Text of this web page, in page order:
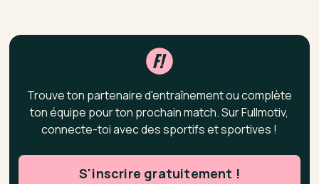
Trouve ton partenaire d'entraînement ou complète
ton équipe pour ton prochain match. Sur Fullmotiv,
connecte-toi avec des sportifs et sportives !
S'inscrire gratuitement !